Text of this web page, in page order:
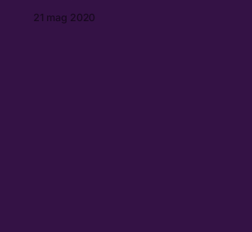
lo stato non ha interesse a
21 mag 2020